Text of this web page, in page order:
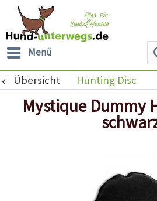
Menü
Übersicht Hunting Disc
Mystique Dummy